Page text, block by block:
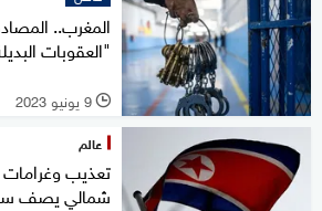
المغرب..
"العقوبات
l 9 يونيو 2023
عالم
تعذيب
شمالي يصف